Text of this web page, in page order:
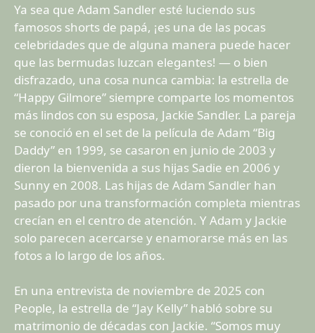
Ya sea que Adam Sandler esté luciendo sus
famosos shorts de papá, ¡es una de las pocas
celebridades que de alguna manera puede hacer
que las bermudas luzcan elegantes! — o bien
disfrazado, una cosa nunca cambia: la estrella de
“Happy Gilmore” siempre comparte los momentos
más lindos con su esposa, Jackie Sandler. La pareja
se conoció en el set de la película de Adam “Big
Daddy” en 1999, se casaron en junio de 2003 y
dieron la bienvenida a sus hijas Sadie en 2006 y
Sunny en 2008. Las hijas de Adam Sandler han
pasado por una transformación completa mientras
crecían en el centro de atención. Y Adam y Jackie
solo parecen acercarse y enamorarse más en las
fotos a lo largo de los años.
En una entrevista de noviembre de 2025 con
People, la estrella de “Jay Kelly” habló sobre su
matrimonio de décadas con Jackie. “Somos muy